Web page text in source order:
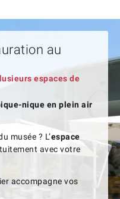
au
espaces de
nique en plein air
musée ? L’espace
avec votre
accompagne vos